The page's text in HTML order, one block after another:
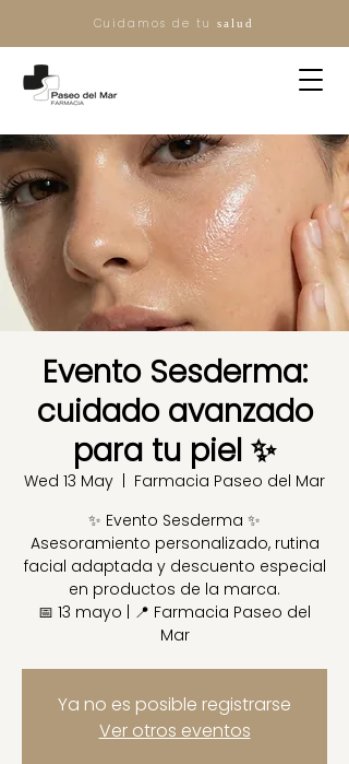
Cuidamos de tu salud
Evento Sesderma:
cuidado avanzado
para tu piel ✨
Wed 13 May
Farmacia Paseo del Mar
✨ Evento Sesderma ✨
Asesoramiento personalizado, rutina
facial adaptada y descuento especial
en productos de la marca.
📅 13 mayo | 📍 Farmacia Paseo del
Mar
Ya no es posible registrarse
Ver otros eventos